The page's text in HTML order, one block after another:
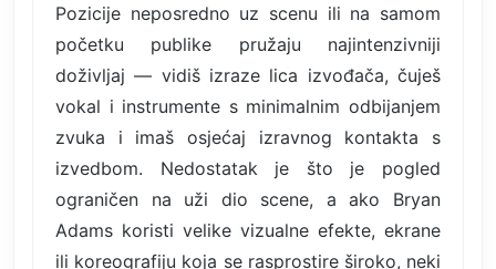
Pozicije neposredno uz scenu ili na samom
početku publike pružaju najintenzivniji
doživljaj — vidiš izraze lica izvođača, čuješ
vokal i instrumente s minimalnim odbijanjem
zvuka i imaš osjećaj izravnog kontakta s
izvedbom. Nedostatak je što je pogled
ograničen na uži dio scene, a ako Bryan
Adams koristi velike vizualne efekte, ekrane
ili koreografiju koja se rasprostire široko, neki